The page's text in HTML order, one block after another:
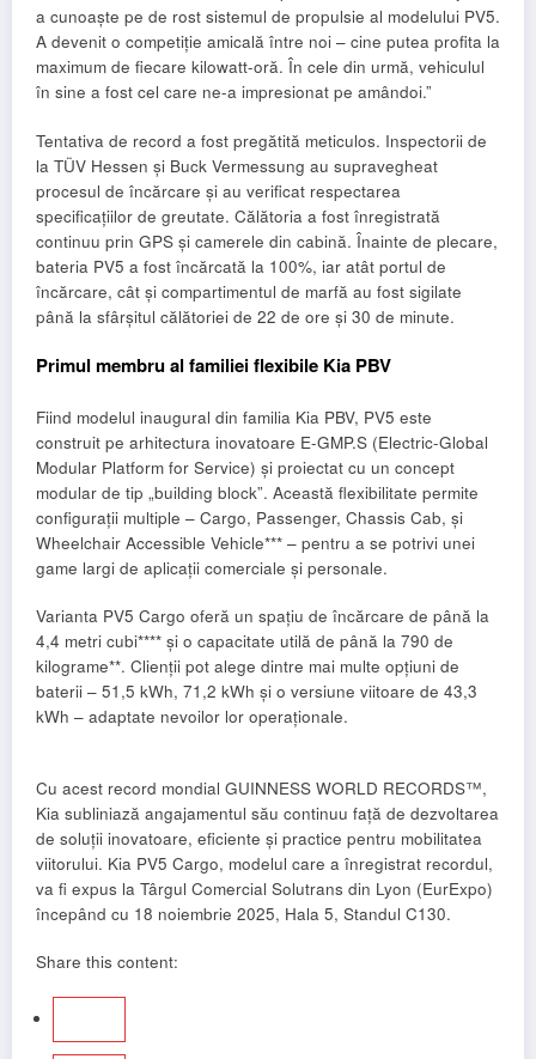
a cunoaște pe de rost sistemul de propulsie al modelului PV5.
A devenit o competiție amicală între noi – cine putea profita la
maximum de fiecare kilowatt-oră. În cele din urmă, vehiculul
în sine a fost cel care ne-a impresionat pe amândoi.”
Tentativa de record a fost pregătită meticulos. Inspectorii de
la TÜV Hessen și Buck Vermessung au supravegheat
procesul de încărcare și au verificat respectarea
specificațiilor de greutate. Călătoria a fost înregistrată
continuu prin GPS și camerele din cabină. Înainte de plecare,
bateria PV5 a fost încărcată la 100%, iar atât portul de
încărcare, cât și compartimentul de marfă au fost sigilate
până la sfârșitul călătoriei de 22 de ore și 30 de minute.
Primul membru al familiei flexibile Kia PBV
Fiind modelul inaugural din familia Kia PBV, PV5 este
construit pe arhitectura inovatoare E-GMP.S (Electric-Global
Modular Platform for Service) și proiectat cu un concept
modular de tip „building block”. Această flexibilitate permite
configurații multiple – Cargo, Passenger, Chassis Cab, și
Wheelchair Accessible Vehicle*** – pentru a se potrivi unei
game largi de aplicații comerciale și personale.
Varianta PV5 Cargo oferă un spațiu de încărcare de până la
4,4 metri cubi**** și o capacitate utilă de până la 790 de
kilograme**. Clienții pot alege dintre mai multe opțiuni de
baterii – 51,5 kWh, 71,2 kWh și o versiune viitoare de 43,3
kWh – adaptate nevoilor lor operaționale.
Cu acest record mondial GUINNESS WORLD RECORDS™,
Kia subliniază angajamentul său continuu față de dezvoltarea
de soluții inovatoare, eficiente și practice pentru mobilitatea
viitorului. Kia PV5 Cargo, modelul care a înregistrat recordul,
va fi expus la Târgul Comercial Solutrans din Lyon (EurExpo)
începând cu 18 noiembrie 2025, Hala 5, Standul C130.
Share this content: